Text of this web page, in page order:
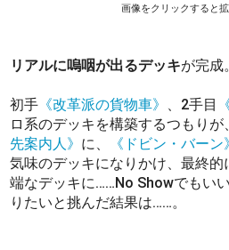
画像をクリックすると拡
リアルに嗚咽が出るデッキが完成
初手 《改革派の貨物車》 、2手目
ロ系のデッキを構築するつもり
先案内人》 に、 《ドビン・バーン》
気味のデッキになりかけ、最終
端なデッキに……No Showでもい
りたいと挑んだ結果は……。